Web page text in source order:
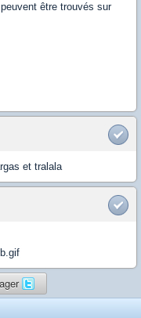
être trouvés sur
et tralala